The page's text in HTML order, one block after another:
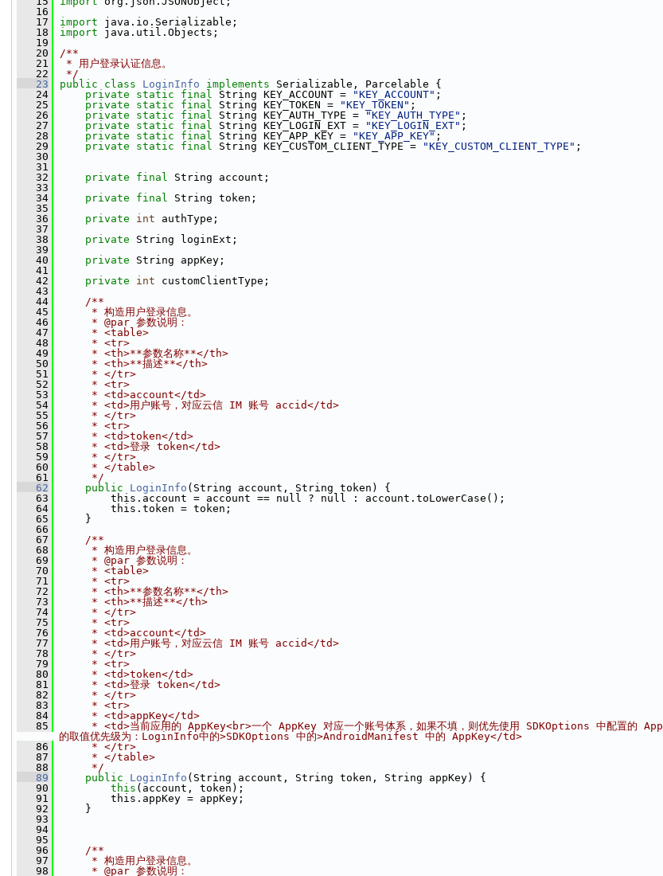
   16
   17
import java.io.Serializable;
   18
import java.util.Objects;
   19
   20
/**
   21
* 用户登录认证信息。
   22
*/
   23
public class LoginInfo implements Serializable, Parcelable {
   24
private static final String KEY_ACCOUNT = "KEY_ACCOUNT" ;
   25
private static final String KEY_TOKEN = "KEY_TOKEN" ;
   26
private static final String KEY_AUTH_TYPE = "KEY_AUTH_TYPE" ;
   27
private static final String KEY_LOGIN_EXT = "KEY_LOGIN_EXT" ;
   28
private static final String KEY_APP_KEY = "KEY_APP_KEY" ;
   29
private static final String KEY_CUSTOM_CLIENT_TYPE = "KEY_CUSTOM_CLIENT_TYPE" ;
   30
   31
   32
private final String account;
   33
   34
private final String token;
   35
   36
private int authType;
   37
   38
private String loginExt;
   39
   40
private String appKey;
   41
   42
private int customClientType;
   43
   44
    /**
   45
     * 构造用户登录信息。
   46
     * @par 参数说明：
   47
     * <table>
   48
     * <tr>
   49
     * <th>**参数名称**</th>
   50
     * <th>**描述**</th>
   51
     * </tr>
   52
     * <tr>
   53
     * <td>account</td>
   54
     * <td>用户账号，对应云信 IM 账号 accid</td>
   55
     * </tr>
   56
     * <tr>
   57
     * <td>token</td>
   58
     * <td>登录 token</td>
   59
     * </tr>
   60
     * </table>
   61
     */
   62
public LoginInfo (String account, String token) {
   63
this.account = account == null ? null : account.toLowerCase();
   64
this.token = token;
   65
}
   66
   67
    /**
   68
     * 构造用户登录信息。
   69
     * @par 参数说明：
   70
     * <table>
   71
     * <tr>
   72
     * <th>**参数名称**</th>
   73
     * <th>**描述**</th>
   74
     * </tr>
   75
     * <tr>
   76
     * <td>account</td>
   77
     * <td>用户账号，对应云信 IM 账号 accid</td>
   78
     * </tr>
   79
     * <tr>
   80
     * <td>token</td>
   81
     * <td>登录 token</td>
   82
     * </tr>
   83
     * <tr>
   84
     * <td>appKey</td>
   85
* <td>当前应用的 AppKey<br>一个 AppKey 对应一个账号体系，如果不填，则优先使用 SDKOptions 中配置的
的取值优先级为：LoginInfo中的>SDKOptions 中的>AndroidManifest 中的 AppKey</td>
   86
     * </tr>
   87
     * </table>
   88
     */
   89
public LoginInfo (String account, String token, String appKey) {
   90
this (account, token);
   91
this.appKey = appKey;
   92
}
   93
   94
   95
   96
    /**
   97
     * 构造用户登录信息。
   98
     * @par 参数说明：